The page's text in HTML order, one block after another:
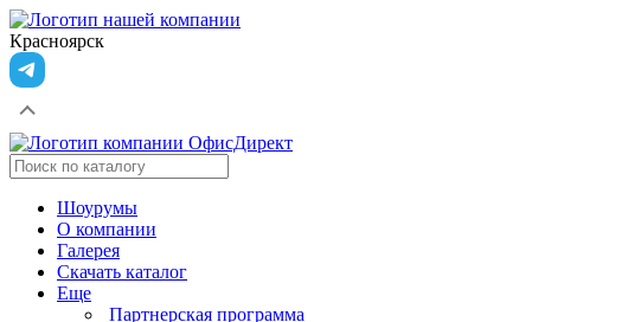
Красноярск
Шоурумы
О компании
Галерея
Скачать каталог
Еще
Партнерская программа